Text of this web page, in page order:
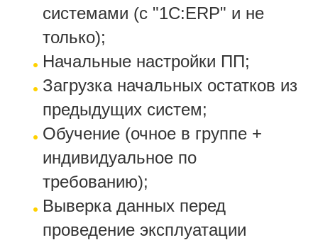
системами (c "1C:ERP" и не
только);
Начальные настройки ПП;
Загрузка начальных остатков из
предыдущих систем;
Обучение (очное в группе +
индивидуальное по
требованию);
Выверка данных перед
проведение эксплуатации